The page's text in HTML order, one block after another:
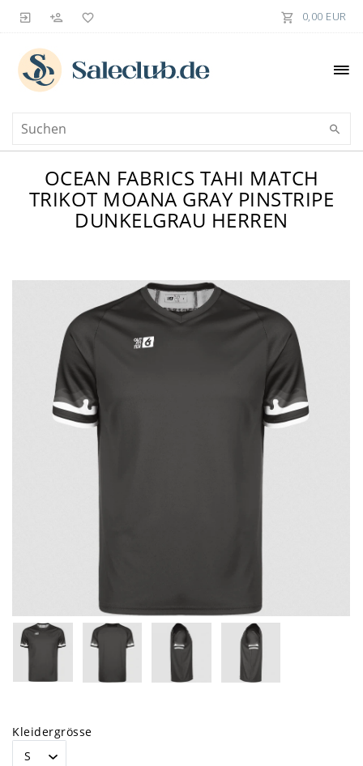
0,00 EUR
OCEAN FABRICS TAHI MATCH
TRIKOT MOANA GRAY PINSTRIPE
DUNKELGRAU HERREN
Kleidergrösse